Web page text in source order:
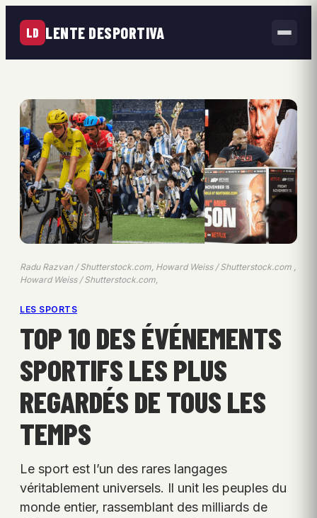
LD LENTE DESPORTIVA
Radu Razvan / Shutterstock.com, Howard Weiss / Shutterstock.com ,
Howard Weiss / Shutterstock.com,
LES SPORTS
TOP 10 DES ÉVÉNEMENTS
SPORTIFS LES PLUS
REGARDÉS DE TOUS LES
TEMPS
Le sport est l’un des rares langages
véritablement universels. Il unit les peuples du
monde entier, rassemblant des milliards de